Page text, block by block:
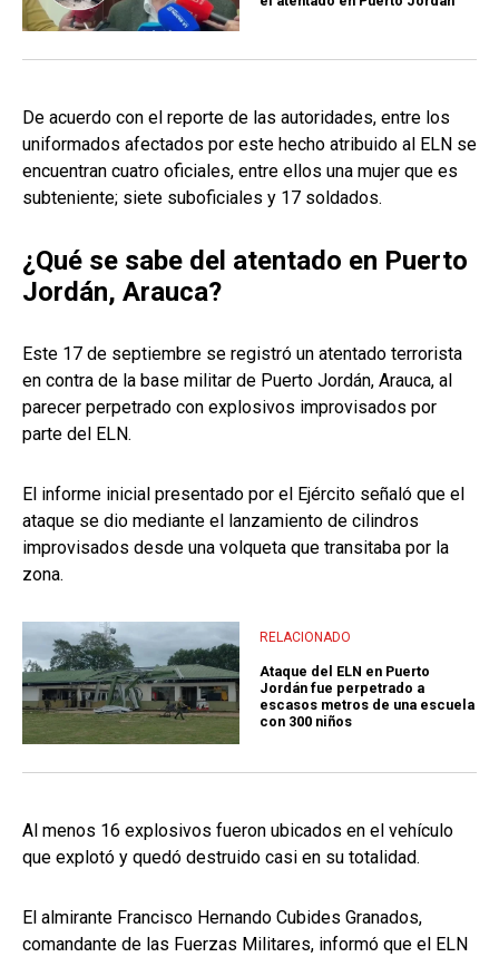
De acuerdo con el reporte de las autoridades, entre los
uniformados afectados por este hecho atribuido al ELN se
encuentran cuatro oficiales, entre ellos una mujer que es
subteniente; siete suboficiales y 17 soldados.
¿Qué se sabe del atentado en Puerto
Jordán, Arauca?
Este 17 de septiembre se registró un atentado terrorista
en contra de la base militar de Puerto Jordán, Arauca, al
parecer perpetrado con explosivos improvisados por
parte del ELN.
El informe inicial presentado por el Ejército señaló que el
ataque se dio mediante el lanzamiento de cilindros
improvisados desde una volqueta que transitaba por la
zona.
RELACIONADO
Ataque del ELN en Puerto
Jordán fue perpetrado a
escasos metros de una escuela
con 300 niños
Al menos 16 explosivos fueron ubicados en el vehículo
que explotó y quedó destruido casi en su totalidad.
El almirante Francisco Hernando Cubides Granados,
comandante de las Fuerzas Militares, informó que el ELN